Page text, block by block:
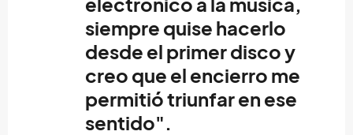
electrónico a la música,
siempre quise hacerlo
desde el primer disco y
creo que el encierro me
permitió triunfar en ese
sentido".